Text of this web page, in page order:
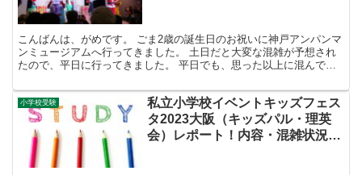
こんばんは、がめです。 ごま2歳の誕生日のお祝いに神戸アンパンマ
ンミュージアムへ行ってきました。 土日だと大変な混雑が予想され
たので、平日に行ってきました。 平日でも、思った以上に混んでい
小学校受験
私立小学校イベントキッズフェス
タ2023大阪（キッズパル・理英
会）レポート！内容・混雑状況